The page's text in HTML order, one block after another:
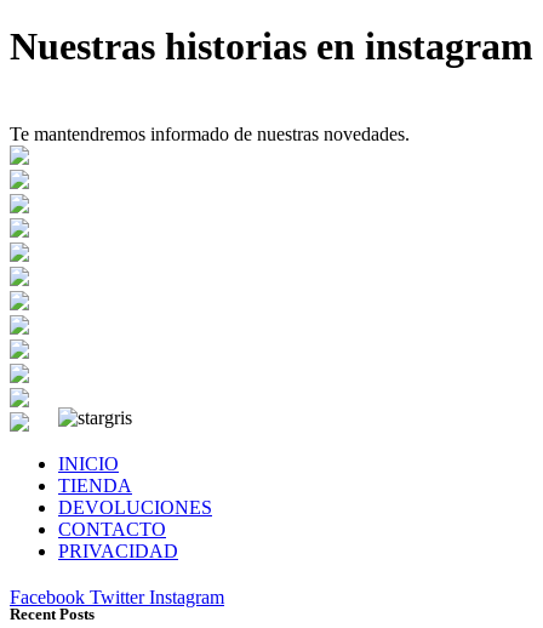
Nuestras historias en instagram
Te mantendremos informado de nuestras novedades.
INICIO
TIENDA
DEVOLUCIONES
CONTACTO
PRIVACIDAD
Facebook Twitter Instagram
Recent Posts